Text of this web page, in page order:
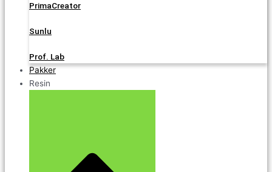
PrimaCreator
Sunlu
Prof. Lab
Pakker
Resin